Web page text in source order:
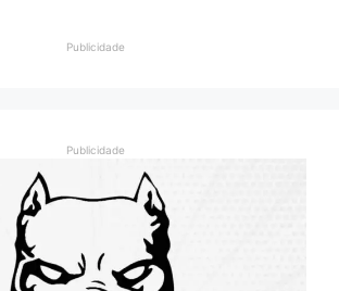
Publicidade
Publicidade